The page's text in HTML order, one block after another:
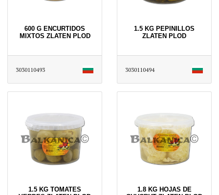
600 G ENCURTIDOS
MIXTOS ZLATEN PLOD
3030110493
1.5 KG PEPINILLOS
ZLATEN PLOD
3030110494
1.5 KG TOMATES
1.8 KG HOJAS DE